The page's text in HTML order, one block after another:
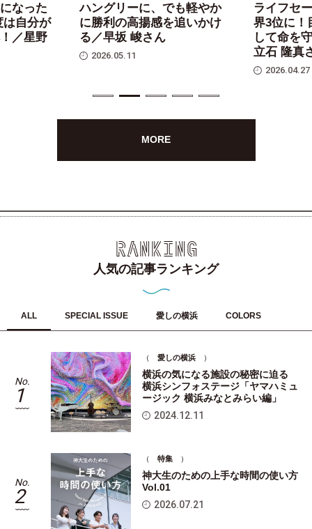
なった
は自分が
／星野
ハングリーに、でも軽やか
に勝利の高揚感を追いかけ
る／早坂 峻さん
2026.05.11
ライフセ
界3位に！
して命を
立石 隆真
2026.04.27
MORE
RANKING
人気の記事ランキング
ALL SPECIAL ISSUE 愛しの横浜 COLORS
No.
1
横浜の気になる施設の秘密に迫る
横浜シンフォステージ「ヤマハミュ
ージック 横浜みなとみらい編」
2024.12.11
（愛しの横浜 ）
No.
2
神大生のための上手な時間の使い方
Vol.01
2026.07.21
（特集 ）